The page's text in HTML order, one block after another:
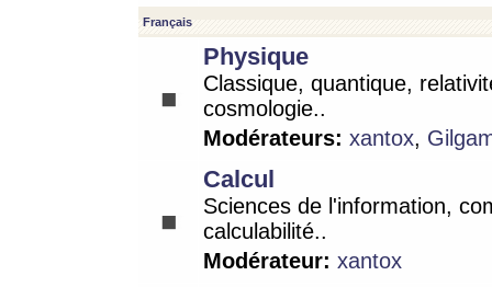
Français
Physique
Classique, quantique,
cosmologie..
Modérateurs: xantox,
Calcul
Sciences de l'information,
calculabilité..
Modérateur: xantox